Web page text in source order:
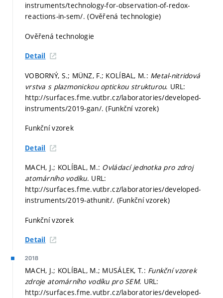
instruments/technology-for-observation-of-redox-
reactions-in-sem/. (Ověřená technologie)
Ověřená technologie
Detail
VOBORNÝ, S.; MÜNZ, F.; KOLÍBAL, M.: Metal-nitridová
vrstva s plazmonickou optickou strukturou. URL:
http://surfaces.fme.vutbr.cz/laboratories/developed-
instruments/2019-gan/. (Funkční vzorek)
Funkční vzorek
Detail
MACH, J.; KOLÍBAL, M.: Ovládací jednotka pro zdroj
atomárního vodíku. URL:
http://surfaces.fme.vutbr.cz/laboratories/developed-
instruments/2019-athunit/. (Funkční vzorek)
Funkční vzorek
Detail
2018
MACH, J.; KOLÍBAL, M.; MUSÁLEK, T.: Funkční vzorek
zdroje atomárního vodíku pro SEM. URL:
http://surfaces.fme.vutbr.cz/laboratories/developed-